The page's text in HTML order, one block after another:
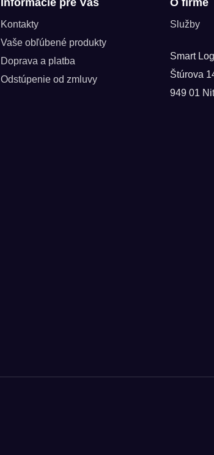
Informácie pre Vás
Kontakty
Vaše obľúbené produkty
Doprava a platba
Odstúpenie od zmluvy
O firme
Služby
Smart
Štúrova
949 01